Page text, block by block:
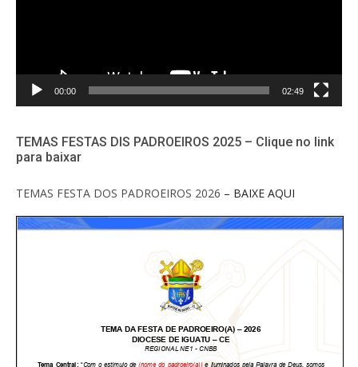
00:00 02:49
TEMAS FESTAS DIS PADROEIROS 2025 – Clique no link
para baixar
TEMAS FESTA DOS PADROEIROS 2026 – BAIXE AQUI